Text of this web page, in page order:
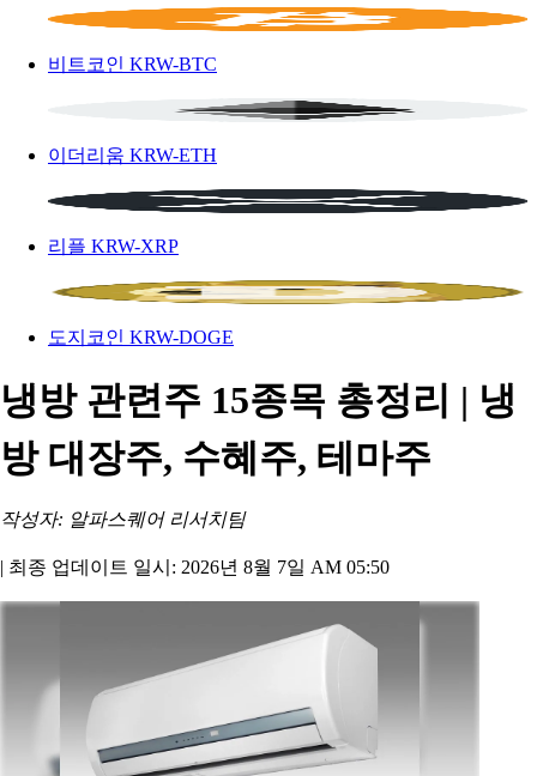
비트코인 KRW-BTC
이더리움 KRW-ETH
리플 KRW-XRP
도지코인 KRW-DOGE
냉방 관련주 15종목 총정리 | 냉
방 대장주, 수혜주, 테마주
작성자: 알파스퀘어 리서치팀
| 최종 업데이트 일시: 2026년 8월 7일 AM 05:50